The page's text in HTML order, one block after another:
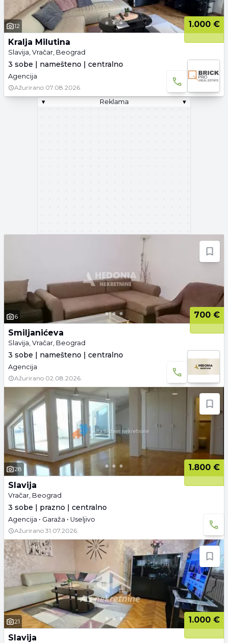
12
1.000 €
Kralja Milutina
Slavija, Vračar, Beograd
3 sobe | namešteno | centralno
Agencija
Ažurirano 07.08.2026.
▾
Reklama ▾
6
700 €
Smiljanićeva
Slavija, Vračar, Beograd
3 sobe | namešteno | centralno
Agencija
Ažurirano 02.08.2026.
28
1.800 €
Slavija
Vračar, Beograd
3 sobe | prazno | centralno
Agencija • Garaža • Useljivo
Ažurirano 31.07.2026.
21
1.000 €
Slavija